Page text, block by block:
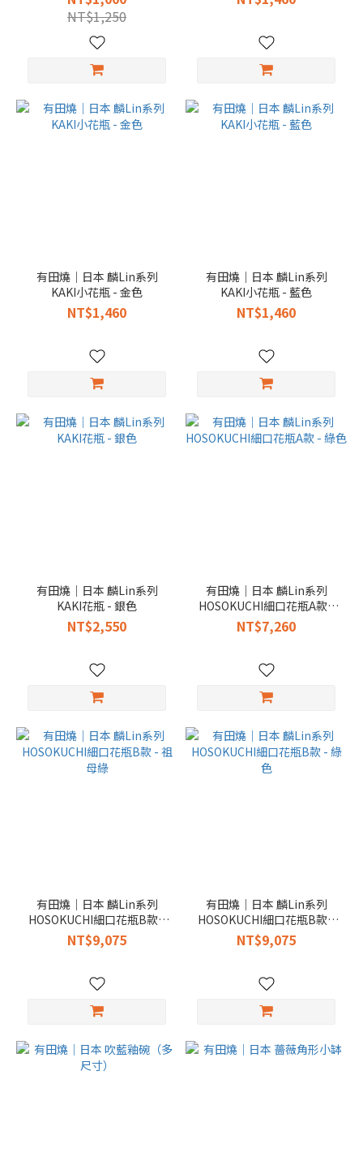
NT$1,250
有田燒｜日本 麟Lin系列
KAKI小花瓶 - 金色
NT$1,460
有田燒｜日本 麟Lin系列
KAKI小花瓶 - 藍色
NT$1,460
有田燒｜日本 麟Lin系列
KAKI花瓶 - 銀色
NT$2,550
有田燒｜日本 麟Lin系列
HOSOKUCHI細口花瓶A款 -
綠色
NT$7,260
有田燒｜日本 麟Lin系列
HOSOKUCHI細口花瓶B款 -
祖母綠
NT$9,075
有田燒｜日本 麟Lin系列
HOSOKUCHI細口花瓶B款 -
綠色
NT$9,075